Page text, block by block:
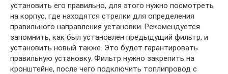
установить его правильно, для этого нужно посмотреть
на корпус, где находятся стрелки для определения
правильного направления установки. Рекомендуется
запомнить, как был установлен предыдущий фильтр, и
установить новый также. Это будет гарантировать
правильную установку. Фильтр нужно закрепить на
кронштейне, после чего подключить топлипровод с